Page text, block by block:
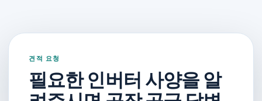
견적 요청
필요한 인버터 사양을 알